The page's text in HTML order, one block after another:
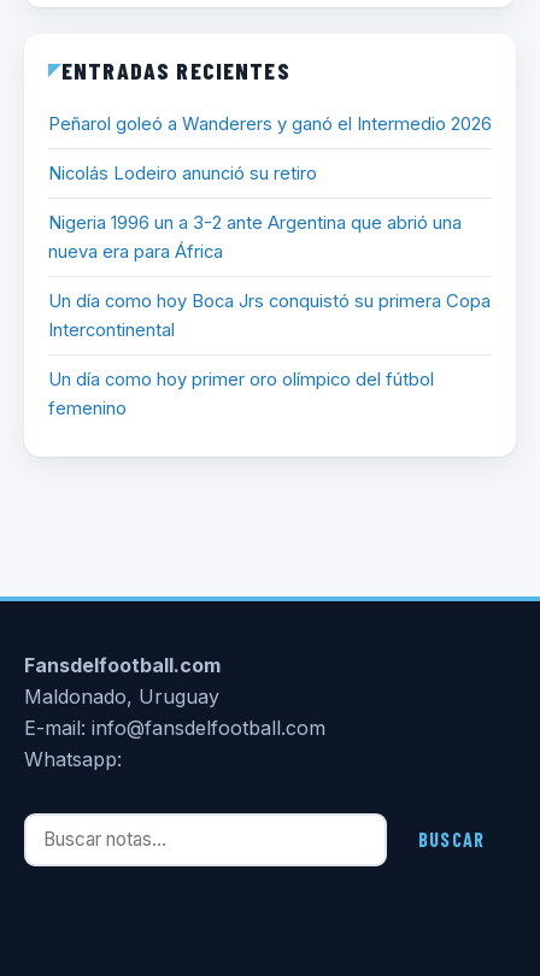
ENTRADAS RECIENTES
Peñarol goleó a Wanderers y ganó el Intermedio 2026
Nicolás Lodeiro anunció su retiro
Nigeria 1996 un a 3-2 ante Argentina que abrió una
nueva era para África
Un día como hoy Boca Jrs conquistó su primera Copa
Intercontinental
Un día como hoy primer oro olímpico del fútbol
femenino
Fansdelfootball.com
Maldonado, Uruguay
E-mail: info@fansdelfootball.com
Whatsapp:
Buscar notas BUSCAR